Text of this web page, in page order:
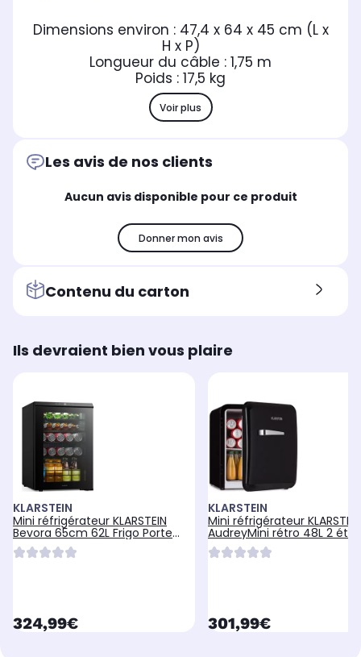
Dimensions environ : 47,4 x 64 x 45 cm (L x
H x P)
Longueur du câble : 1,75 m
Poids : 17,5 kg
Voir plus
Les avis de nos clients
Aucun avis disponible pour ce produit
Donner mon avis
Contenu du carton
Ils devraient bien vous plaire
KLARSTEIN
Mini réfrigérateur KLARSTEIN
Bevora 65cm 62L Frigo Porte
Vitrée Noir
currentPrice
324,99€
KLARSTEIN
Mini réfrigérateur KLARSTEIN
AudreyMini rétro 48L 2
39 dB noir
currentPrice
301,99€